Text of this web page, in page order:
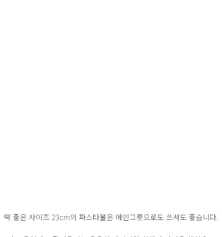
딱 좋은 사이즈 23cm의 파스타볼은 메인그릇으로도 쓰셔도 좋습니다.